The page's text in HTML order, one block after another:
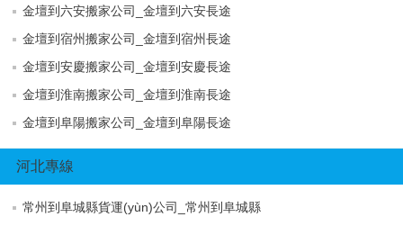
金壇到六安搬家公司_金壇到六安長途
金壇到宿州搬家公司_金壇到宿州長途
金壇到安慶搬家公司_金壇到安慶長途
金壇到淮南搬家公司_金壇到淮南長途
金壇到阜陽搬家公司_金壇到阜陽長途
河北專線
常州到阜城縣貨運(yùn)公司_常州到阜城縣